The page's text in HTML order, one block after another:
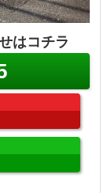
はコチラ